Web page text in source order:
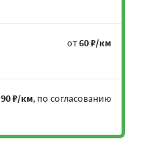
от60 ₽/км
90 ₽/км, по согласованию